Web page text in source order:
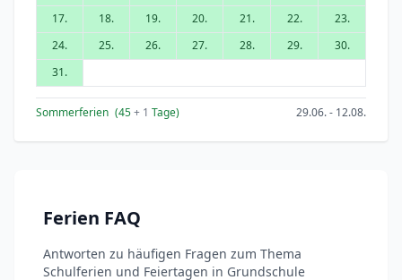
17.
18. 19. 20. 21. 22.
23.
24.
25. 26. 27. 28. 29.
30.
31.
Sommerferien (45+ 1 Tage) 29.06. - 12.08.
Ferien FAQ
Antworten zu häufigen Fragen zum Thema
Schulferien und Feiertagen in Grundschule